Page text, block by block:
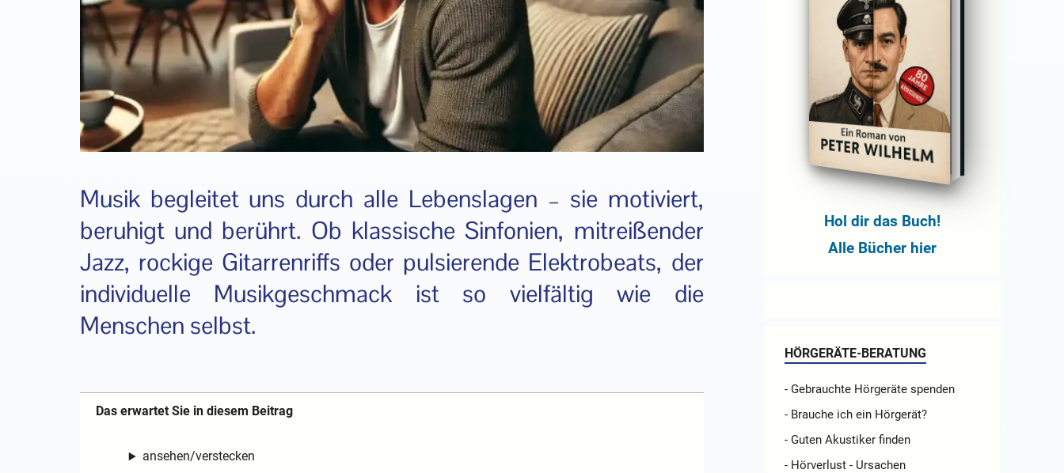
Musik begleitet uns durch alle Lebenslagen – sie motiviert,
beruhigt und berührt. Ob klassische Sinfonien, mitreißender
Jazz, rockige Gitarrenriffs oder pulsierende Elektrobeats, der
individuelle Musikgeschmack ist so vielfältig wie die
Menschen selbst.
Das erwartet Sie in diesem Beitrag
ansehen/verstecken
Hol dir das Buch!
Alle Bücher hier
HÖRGERÄTE-BERATUNG
- Gebrauchte Hörgeräte spenden
- Brauche ich ein Hörgerät?
- Guten Akustiker finden
- Hörverlust - Ursachen